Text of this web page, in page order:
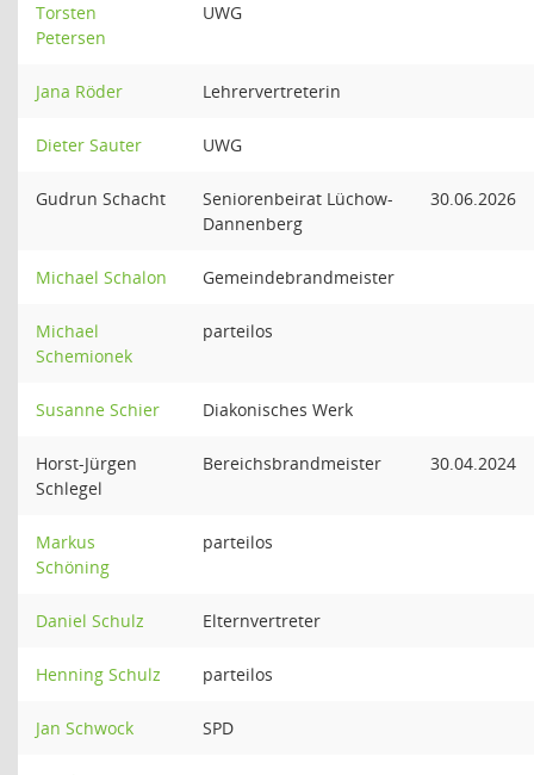
Torsten
Petersen
UWG
Jana Röder Lehrervertreterin
Dieter Sauter UWG
Gudrun Schacht
Seniorenbeirat Lüchow-
Dannenberg
30.06.2026
Michael Schalon Gemeindebrandmeister
Michael
Schemionek
parteilos
Susanne Schier Diakonisches Werk
Horst-Jürgen
Schlegel
Bereichsbrandmeister 30.04.2024
Markus
Schöning
parteilos
Daniel Schulz Elternvertreter
Henning Schulz parteilos
Jan Schwock SPD